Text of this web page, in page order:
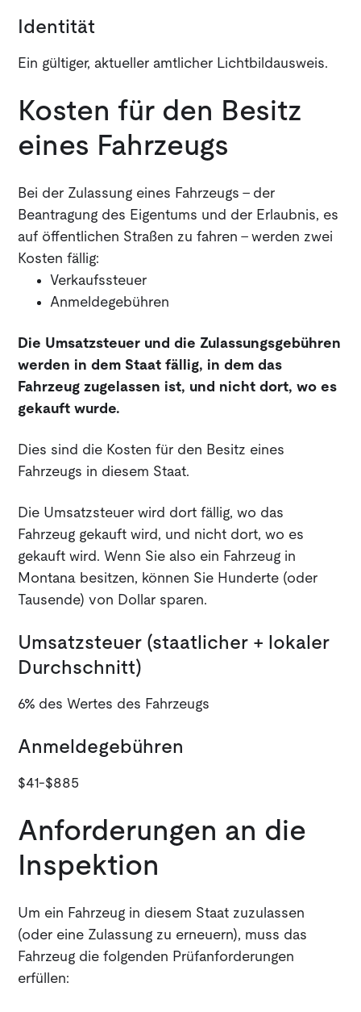
Identität
Ein gültiger, aktueller amtlicher Lichtbildausweis.
Kosten für den Besitz
eines Fahrzeugs
Bei der Zulassung eines Fahrzeugs - der
Beantragung des Eigentums und der Erlaubnis, es
auf öffentlichen Straßen zu fahren - werden zwei
Kosten fällig:
Verkaufssteuer
Anmeldegebühren
Die Umsatzsteuer und die Zulassungsgebühren
werden in dem Staat fällig, in dem das
Fahrzeug zugelassen ist, und nicht dort, wo es
gekauft wurde.
Dies sind die Kosten für den Besitz eines
Fahrzeugs in diesem Staat.
Die Umsatzsteuer wird dort fällig, wo das
Fahrzeug gekauft wird, und nicht dort, wo es
gekauft wird. Wenn Sie also ein Fahrzeug in
Montana besitzen, können Sie Hunderte (oder
Tausende) von Dollar sparen.
Umsatzsteuer (staatlicher + lokaler
Durchschnitt)
6% des Wertes des Fahrzeugs
Anmeldegebühren
$41-$885
Anforderungen an die
Inspektion
Um ein Fahrzeug in diesem Staat zuzulassen
(oder eine Zulassung zu erneuern), muss das
Fahrzeug die folgenden Prüfanforderungen
erfüllen: